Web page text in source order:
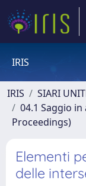
IRIS
IRIS SIARI
04.1 Saggio
Proceedings)
Elementi
delle